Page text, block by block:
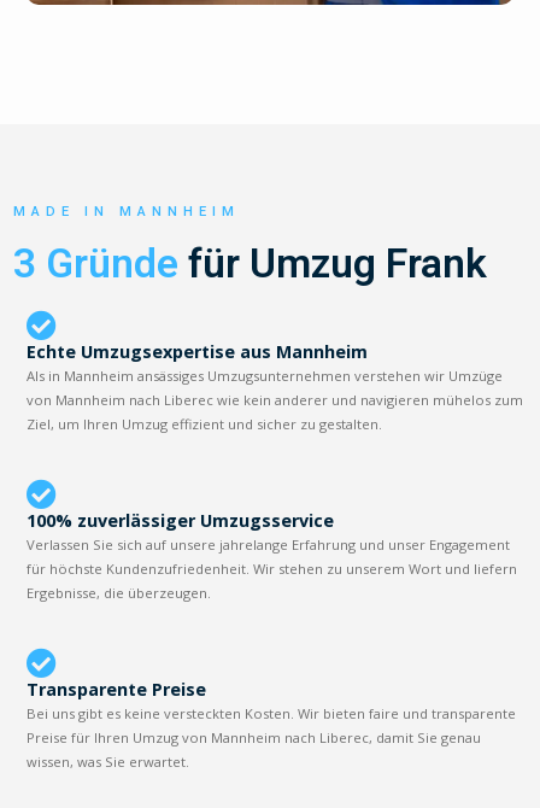
MADE IN MANNHEIM
3 Gründe für Umzug Frank
Echte Umzugsexpertise aus Mannheim
Als in Mannheim ansässiges Umzugsunternehmen verstehen wir Umzüge
von Mannheim nach Liberec wie kein anderer und navigieren mühelos zum
Ziel, um Ihren Umzug effizient und sicher zu gestalten.
100% zuverlässiger Umzugsservice
Verlassen Sie sich auf unsere jahrelange Erfahrung und unser Engagement
für höchste Kundenzufriedenheit. Wir stehen zu unserem Wort und liefern
Ergebnisse, die überzeugen.
Transparente Preise
Bei uns gibt es keine versteckten Kosten. Wir bieten faire und transparente
Preise für Ihren Umzug von Mannheim nach Liberec, damit Sie genau
wissen, was Sie erwartet.